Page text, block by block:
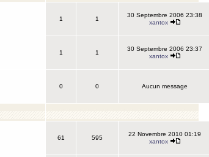
1 1
30 Septembre 2006 23:38
xantox
1 1
30 Septembre 2006 23:37
xantox
0 0 Aucun message
61 595
22 Novembre 2010 01:19
xantox